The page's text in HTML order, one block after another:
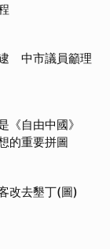
中市議員籲理
《自由中國》
的重要拼圖
改去墾丁(圖)